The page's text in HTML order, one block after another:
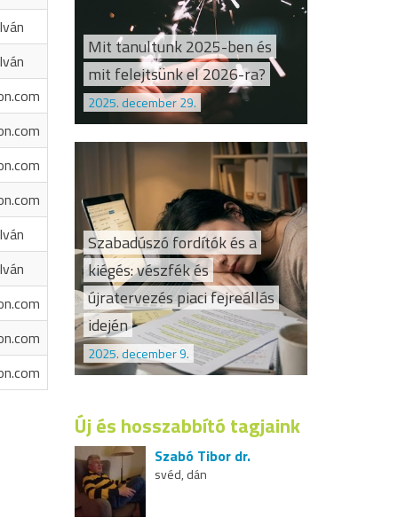
Mit tanultunk 2025-ben és
mit felejtsünk el 2026-ra?
2025. december 29.
Szabadúszó fordítók és a
kiégés: vészfék és
újratervezés piaci fejreállás
idején
2025. december 9.
Új és hosszabbító tagjaink
Szabó Tibor dr.
svéd, dán